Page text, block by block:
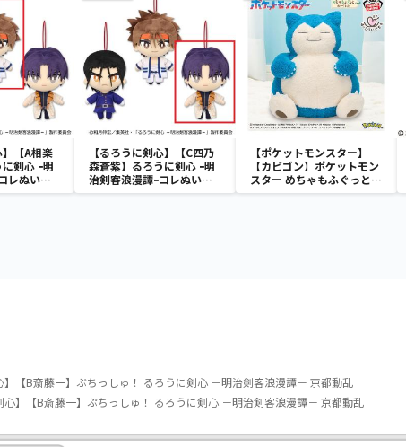
】【A相楽
剣心 ｰ明
レぬい！
【るろうに剣心】【C四乃
森蒼紫】るろうに剣心 ｰ明
治剣客浪漫譚ｰコレぬい！
②
【ポケットモンスター】
【カビゴン】ポケットモン
スター めちゃもふぐっと
ほっこりいやされぬいぐる
】【B斎藤一】ぷちっしゅ！ るろうに剣心 －明治剣客浪漫譚－ 京都動乱
心】【B斎藤一】ぷちっしゅ！ るろうに剣心 －明治剣客浪漫譚－ 京都動乱